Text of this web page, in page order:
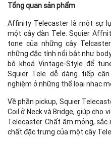
Tổng quan sản phẩm
Affinity Telecaster là một sự
một cây đàn Tele. Squier
tone của những cây
những đặc tính nổi bật như
bộ khoá Vintage-Style để
Squier Tele dễ dàng tiếp
nghiệm ở những thể loại nhạc
Về phần pickup, Squier
Coil ở Neck và Bridge, giúp cho
Telecaster. Chất âm mỏng, sắc
chất đặc trưng của một cây